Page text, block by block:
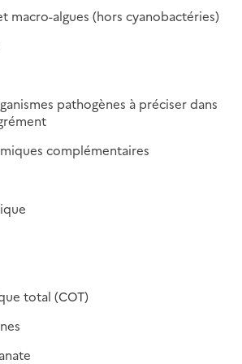
macro-algues (hors cyanobactéries)
pathogènes à préciser dans
complémentaires
total (COT)